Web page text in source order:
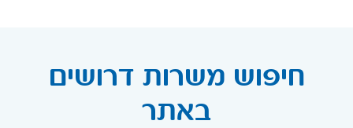
חיפוש משרות דרושים
באתר